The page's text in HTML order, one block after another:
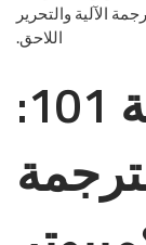
الآلية والتحرير
اللاحق.
تكنولوجيا الترجمة 101: